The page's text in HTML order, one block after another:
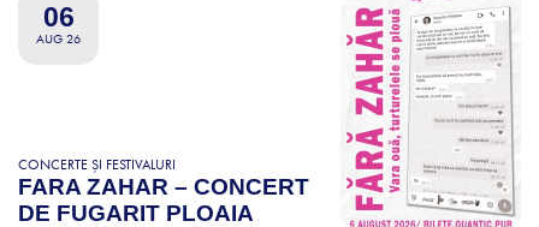
06
AUG 26
CONCERTE ȘI FESTIVALURI
FARA ZAHAR – CONCERT
DE FUGARIT PLOAIA